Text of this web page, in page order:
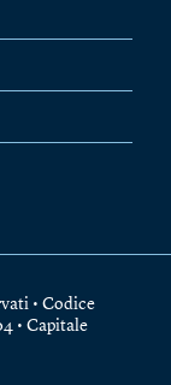
• Codice
• Capitale